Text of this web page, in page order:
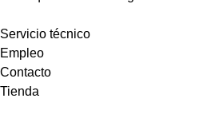
Servicio técnico
Empleo
Contacto
Tienda